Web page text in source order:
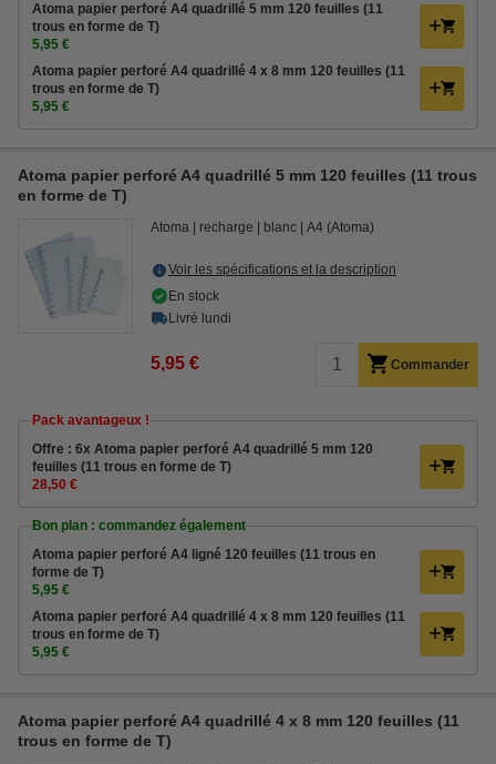
Atoma papier perforé A4 quadrillé 5 mm 120 feuilles (11
trous en forme de T)
5,95 €
Atoma papier perforé A4 quadrillé 4 x 8 mm 120 feuilles (11
trous en forme de T)
5,95 €
Atoma papier perforé A4 quadrillé 5 mm 120 feuilles (11 trous
en forme de T)
Atoma recharge blanc A4 (Atoma)
Voir les spécifications et la description
En stock
Livré lundi
5,95 € Commander
Pack avantageux !
Offre : 6x Atoma papier perforé A4 quadrillé 5 mm 120
feuilles (11 trous en forme de T)
28,50 €
Bon plan : commandez également
Atoma papier perforé A4 ligné 120 feuilles (11 trous en
forme de T)
5,95 €
Atoma papier perforé A4 quadrillé 4 x 8 mm 120 feuilles (11
trous en forme de T)
5,95 €
Atoma papier perforé A4 quadrillé 4 x 8 mm 120 feuilles (11
trous en forme de T)